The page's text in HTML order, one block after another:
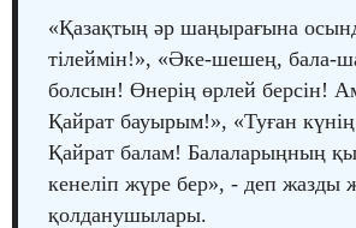
«Қазақтың әр шаңырағына
тілеймін!», «Әке-шешең, бала-
болсын! Өнерің өрлей берсін!
Қайрат бауырым!», «Туған
Қайрат балам! Балаларыңның
кенеліп жүре бер», - деп жазды
қолданушылары.